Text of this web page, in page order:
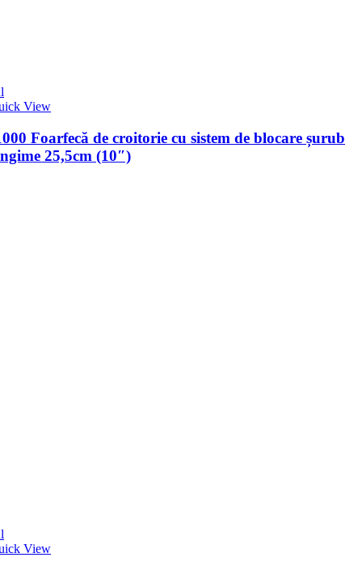
View
Foarfecă de croitorie cu sistem de blocare șurub
25,5cm (10″)
View